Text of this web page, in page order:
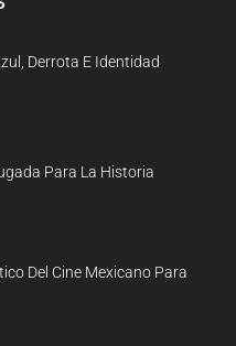
Derrota E Identidad
Para La Historia
Del Cine Mexicano Para